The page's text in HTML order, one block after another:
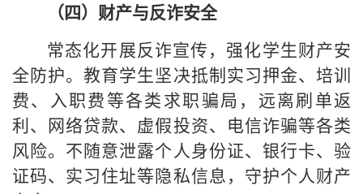
（四）财产与反诈安全
常态化开展反诈宣传，强化学生财产安
全防护。教育学生坚决抵制实习押金、培训
费、入职费等各类求职骗局，远离刷单返
利、网络贷款、虚假投资、电信诈骗等各类
风险。不随意泄露个人身份证、银行卡、验
证码、实习住址等隐私信息，守护个人财产